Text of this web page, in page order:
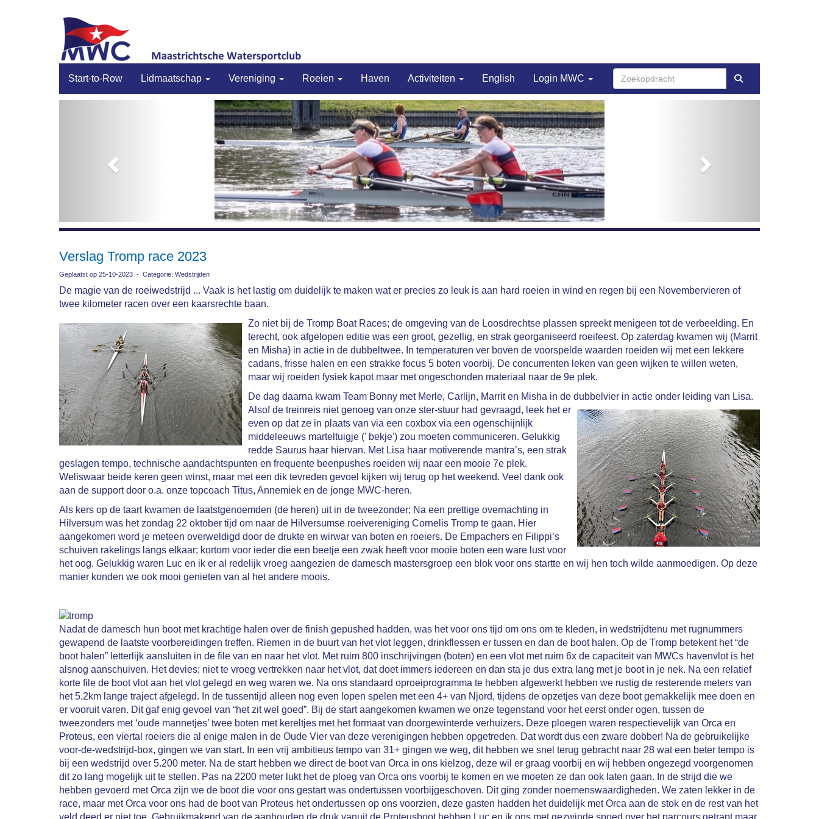
Start-to-Row Lidmaatschap Vereniging Roeien Haven Activiteiten English Login MWC
Verslag Tromp race 2023
Geplaatst op 25-10-2023 - Categorie: Wedstrijden
De magie van de roeiwedstrijd ... Vaak is het lastig om duidelijk te maken wat er precies zo leuk is aan hard roeien in wind en regen bij een Novembervieren of
twee kilometer racen over een kaarsrechte baan.
Zo niet bij de Tromp Boat Races; de omgeving van de Loosdrechtse plassen spreekt menigeen tot de verbeelding. En
terecht, ook afgelopen editie was een groot, gezellig, en strak georganiseerd roeifeest. Op zaterdag kwamen wij (Marrit
en Misha) in actie in de dubbeltwee. In temperaturen ver boven de voorspelde waarden roeiden wij met een lekkere
cadans, frisse halen en een strakke focus 5 boten voorbij. De concurrenten leken van geen wijken te willen weten,
maar wij roeiden fysiek kapot maar met ongeschonden materiaal naar de 9e plek.
De dag daarna kwam Team Bonny met Merle, Carlijn, Marrit en Misha in de dubbelvier in actie onder leiding van Lisa.
Alsof de treinreis niet genoeg van onze ster-stuur had gevraagd, leek het er
even op dat ze in plaats van via een coxbox via een ogenschijnlijk
middeleeuws marteltuigje (' bekje') zou moeten communiceren. Gelukkig
redde Saurus haar hiervan. Met Lisa haar motiverende mantra’s, een strak
geslagen tempo, technische aandachtspunten en frequente beenpushes roeiden wij naar een mooie 7e plek.
Weliswaar beide keren geen winst, maar met een dik tevreden gevoel kijken wij terug op het weekend. Veel dank ook
aan de support door o.a. onze topcoach Titus, Annemiek en de jonge MWC-heren.
Als kers op de taart kwamen de laatstgenoemden (de heren) uit in de tweezonder; Na een prettige overnachting in
Hilversum was het zondag 22 oktober tijd om naar de Hilversumse roeivereniging Cornelis Tromp te gaan. Hier
aangekomen word je meteen overweldigd door de drukte en wirwar van boten en roeiers. De Empachers en Filippi’s
schuiven rakelings langs elkaar; kortom voor ieder die een beetje een zwak heeft voor mooie boten een ware lust voor
het oog. Gelukkig waren Luc en ik er al redelijk vroeg aangezien de damesch mastersgroep een blok voor ons startte en wij hen toch wilde aanmoedigen. Op deze
manier konden we ook mooi genieten van al het andere moois.
Nadat de damesch hun boot met krachtige halen over de finish gepushed hadden, was het voor ons tijd om ons om te kleden, in wedstrijdtenu met rugnummers
gewapend de laatste voorbereidingen treffen. Riemen in de buurt van het vlot leggen, drinkflessen er tussen en dan de boot halen. Op de Tromp betekent het “de
boot halen” letterlijk aansluiten in de file van en naar het vlot. Met ruim 800 inschrijvingen (boten) en een vlot met ruim 6x de capaciteit van MWCs havenvlot is het
alsnog aanschuiven. Het devies; niet te vroeg vertrekken naar het vlot, dat doet immers iedereen en dan sta je dus extra lang met je boot in je nek. Na een relatief
korte file de boot vlot aan het vlot gelegd en weg waren we. Na ons standaard oproeiprogramma te hebben afgewerkt hebben we rustig de resterende meters van
het 5.2km lange traject afgelegd. In de tussentijd alleen nog even lopen spelen met een 4+ van Njord, tijdens de opzetjes van deze boot gemakkelijk mee doen en
er vooruit varen. Dit gaf enig gevoel van “het zit wel goed”. Bij de start aangekomen kwamen we onze tegenstand voor het eerst onder ogen, tussen de
tweezonders met ‘oude mannetjes’ twee boten met kereltjes met het formaat van doorgewinterde verhuizers. Deze ploegen waren respectievelijk van Orca en
Proteus, een viertal roeiers die al enige malen in de Oude Vier van deze verenigingen hebben opgetreden. Dat wordt dus een zware dobber! Na de gebruikelijke
voor-de-wedstrijd-box, gingen we van start. In een vrij ambitieus tempo van 31+ gingen we weg, dit hebben we snel terug gebracht naar 28 wat een beter tempo is
bij een wedstrijd over 5.200 meter. Na de start hebben we direct de boot van Orca in ons kielzog, deze wil er graag voorbij en wij hebben ongezegd voorgenomen
dit zo lang mogelijk uit te stellen. Pas na 2200 meter lukt het de ploeg van Orca ons voorbij te komen en we moeten ze dan ook laten gaan. In de strijd die we
hebben gevoerd met Orca zijn we de boot die voor ons gestart was ondertussen voorbijgeschoven. Dit ging zonder noemenswaardigheden. We zaten lekker in de
race, maar met Orca voor ons had de boot van Proteus het ondertussen op ons voorzien, deze gasten hadden het duidelijk met Orca aan de stok en de rest van het
veld deed er niet toe. Gebruikmakend van de aanhouden de druk vanuit de Proteusboot hebben Luc en ik ons met gezwinde spoed over het parcours getrapt maar